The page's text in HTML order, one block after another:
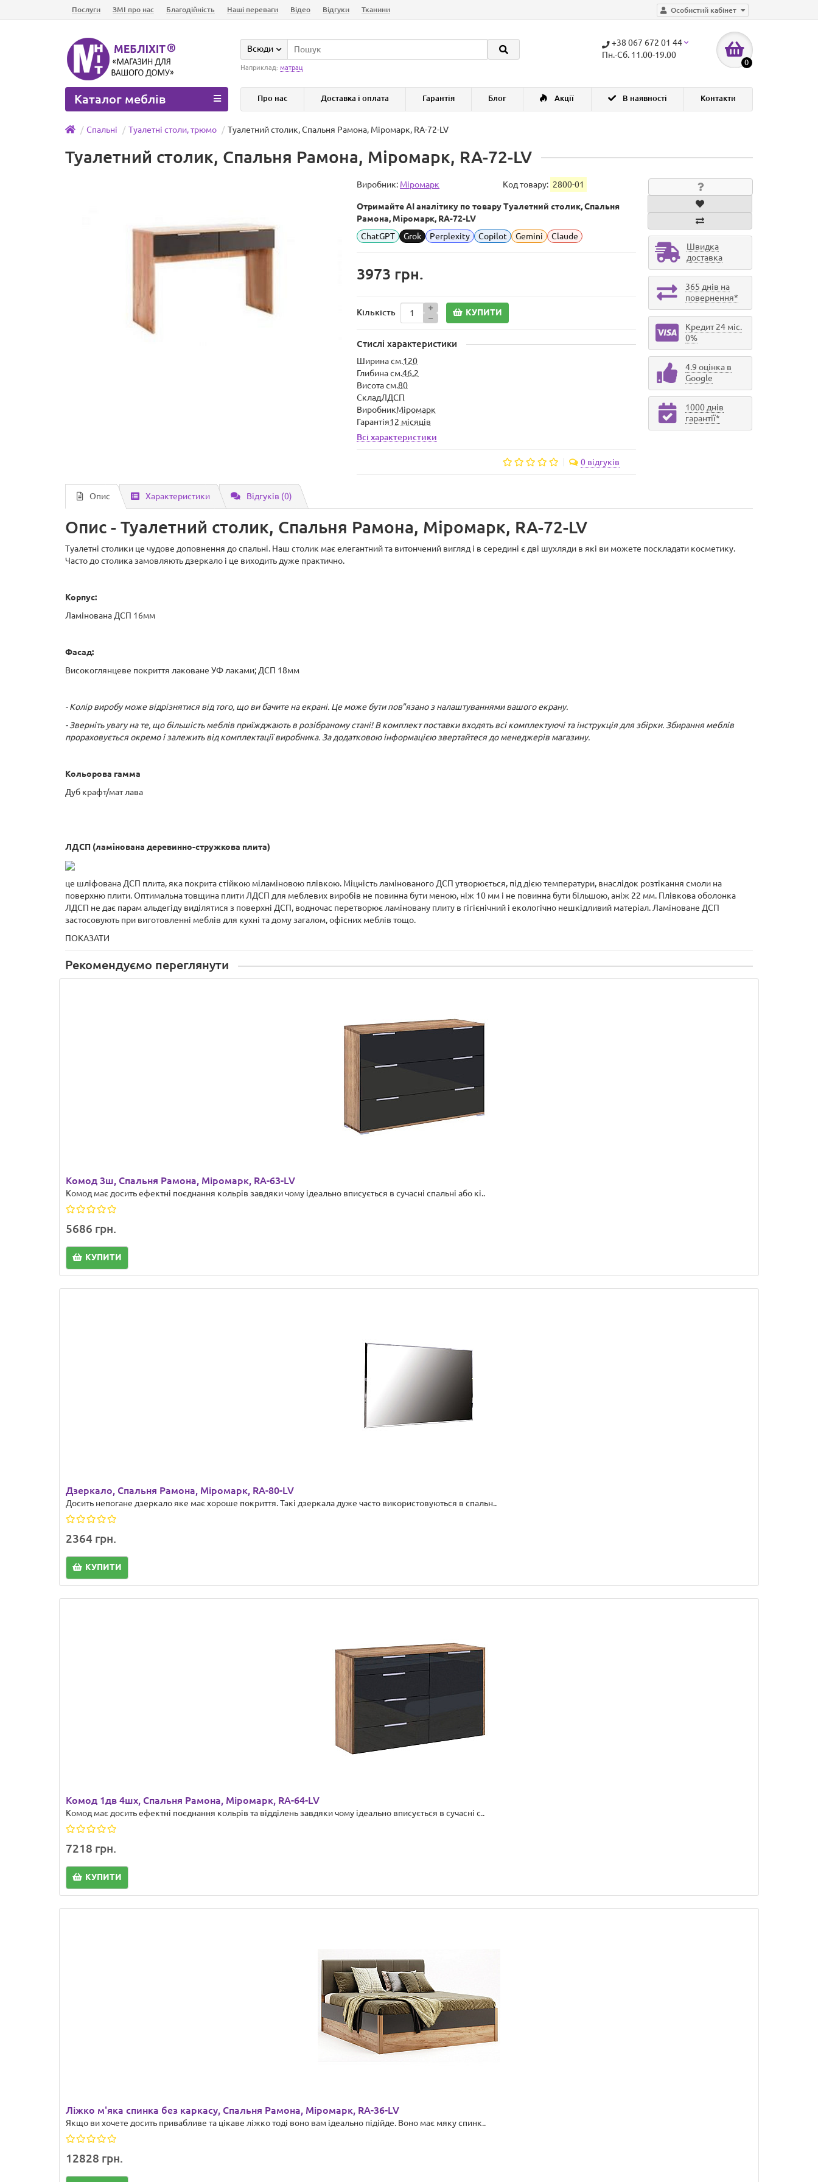
Особистий кабінет
Послуги ЗМІ про нас Благодійність Наші переваги Відео Відгуки Тканини
+38 067 672 01 44
Пн.-Сб. 11.00-19.00
0
Всюди
Наприклад: матрац
Про нас Доставка і оплата Гарантія Блог Акції В наявності Контакти
Каталог меблів
Спальні Туалетні столи, трюмо Туалетний столик, Спальня Рамона, Міромарк, RA-72-LV
Туалетний столик, Спальня Рамона, Міромарк, RA-72-LV
Виробник: Міромарк Код товару: 2800-01
Отримайте AI аналітику по товару Туалетний столик, Спальня
Рамона, Міромарк, RA-72-LV
ChatGPT
Grok Perplexity Copilot Gemini Claude
3973 грн.
Кількість КУПИТИ
Стислі характеристики
Ширина см.120
Глибина см.46.2
Висота см.80
СкладЛДСП
ВиробникМіромарк
Гарантія12 місяців
Всі характеристики
0 відгуків
Швидка
доставка
365 днів на
повернення*
Кредит 24 міс.
0%
4.9 оцінка в
Google
1000 днів
гарантії*
Опис Характеристики Відгуків (0)
Опис - Туалетний столик, Спальня Рамона, Міромарк, RA-72-LV
Туалетні столики це чудове доповнення до спальні. Наш столик має елегантний та витончений вигляд і в середині є дві шухляди в які ви можете поскладати косметику.
Часто до столика замовляють дзеркало і це виходить дуже практично.
Корпус:
Ламінована ДСП 16мм
Фасад:
Високоглянцеве покриття лаковане УФ лаками; ДСП 18мм
- Колір виробу може відрізнятися від того, що ви бачите на екрані. Це може бути пов"язано з налаштуваннями вашого екрану.
- Зверніть увагу на те, що більшість меблів приїжджають в розібраному стані! В комплект поставки входять всі комплектуючі та інструкція для збірки. Збирання меблів
прораховується окремо і залежить від комплектації виробника. За додатковою інформацією звертайтеся до менеджерів магазину.
Кольорова гамма
Дуб крафт/мат лава
ЛДСП (ламінована деревинно-стружкова плита)
це шліфована ДСП плита, яка покрита стійкою міламіновою плівкою. Міцність ламінованого ДСП утворюється, під дією температури, внаслідок розтікання смоли на
поверхню плити. Оптимальна товщина плити ЛДСП для меблевих виробів не повинна бути меною, ніж 10 мм і не повинна бути більшою, аніж 22 мм. Плівкова оболонка
ЛДСП не дає парам альдегіду виділятися з поверхні ДСП, водночас перетворює ламіновану плиту в гігієнічний і екологічно нешкідливий матеріал. Ламіноване ДСП
застосовують при виготовленні меблів для кухні та дому загалом, офісних меблів тощо.
ПОКАЗАТИ
Рекомендуємо переглянути
Комод 3ш, Спальня Рамона, Міромарк, RA-63-LV
Комод має досить ефектні поєднання кольрів завдяки чому ідеально вписується в сучасні спальні або кі..
5686 грн.
КУПИТИ
Дзеркало, Спальня Рамона, Міромарк, RА-80-LV
Досить непогане дзеркало яке має хороше покриття. Такі дзеркала дуже часто використовуються в спальн..
2364 грн.
КУПИТИ
Комод 1дв 4шх, Спальня Рамона, Міромарк, RA-64-LV
Комод має досить ефектні поєднання кольрів та відділень завдяки чому ідеально вписується в сучасні с..
7218 грн.
КУПИТИ
Ліжко м'яка спинка без каркасу, Спальня Рамона, Міромарк, RA-36-LV
Якщо ви хочете досить привабливе та цікаве ліжко тоді воно вам ідеально підійде. Воно має мяку спинк..
12828 грн.